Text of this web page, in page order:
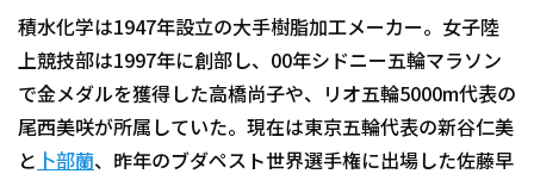
積水化学は1947年設立の大手樹脂加工メーカー。女子陸
上競技部は1997年に創部し、00年シドニー五輪マラソン
で金メダルを獲得した高橋尚子や、リオ五輪5000m代表の
尾西美咲が所属していた。現在は東京五輪代表の新谷仁美
と 卜部蘭、昨年のブダペスト世界選手権に出場した佐藤早